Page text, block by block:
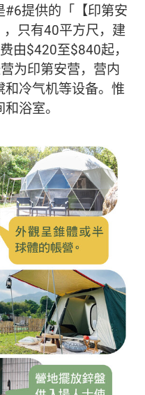
#6提供的「【印第安
只有40平方尺，建
由$420至$840起，
为印第安营，营内
冷气机等设备。惟
浴室。